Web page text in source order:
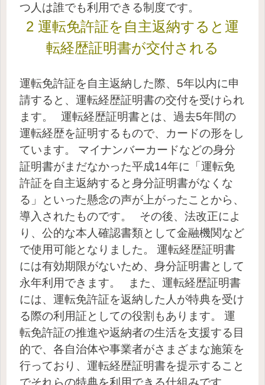
つ人は誰でも利用できる制度です。
2 運転免許証を自主返納すると運
転経歴証明書が交付される
運転免許証を自主返納した際、5年以内に申
請すると、運転経歴証明書の交付を受けられ
ます。
運転経歴証明書とは、過去5年間の
運転経歴を証明するもので、カードの形をし
ています。
マイナンバーカードなどの身分
証明書がまだなかった平成14年に「運転免
許証を自主返納すると身分証明書がなくな
る」といった懸念の声が上がったことから、
導入されたものです。
その後、法改正によ
り、公的な本人確認書類として金融機関など
で使用可能となりました。
運転経歴証明書
には有効期限がないため、身分証明書として
永年利用できます。
また、運転経歴証明書
には、運転免許証を返納した人が特典を受け
る際の利用証としての役割もあります。
運
転免許証の推進や返納者の生活を支援する目
的で、各自治体や事業者がさまざまな施策を
行っており、運転経歴証明書を提示すること